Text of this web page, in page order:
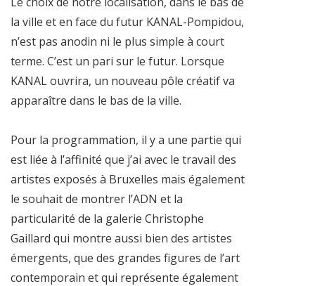
la ville et en face du futur KANAL-Pompidou,
n’est pas anodin ni le plus simple à court
terme. C’est un pari sur le futur. Lorsque
KANAL ouvrira, un nouveau pôle créatif va
apparaître dans le bas de la ville.
Pour la programmation, il y a une partie qui
est liée à l’affinité que j’ai avec le travail des
artistes exposés à Bruxelles mais également
le souhait de montrer l’ADN et la
particularité de la galerie Christophe
Gaillard qui montre aussi bien des artistes
émergents, que des grandes figures de l’art
contemporain et qui représente également